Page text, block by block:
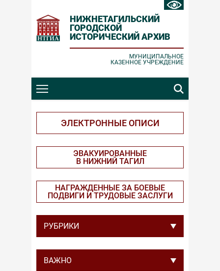
НИЖНЕТАГИЛЬСКИЙ
ГОРОДСКОЙ
ИСТОРИЧЕСКИЙ АРХИВ
МУНИЦИПАЛЬНОЕ
КАЗЕННОЕ УЧРЕЖДЕНИЕ
ЭЛЕКТРОННЫЕ ОПИСИ
ЭВАКУИРОВАННЫЕ
В НИЖНИЙ ТАГИЛ
НАГРАЖДЕННЫЕ ЗА БОЕВЫЕ
ПОДВИГИ И ТРУДОВЫЕ ЗАСЛУГИ
РУБРИКИ
ВАЖНО
Заявка принята
Ошибка отправки
Проверьте корректность вводимых
данных и повторите попытку.